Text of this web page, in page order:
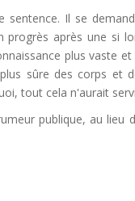
sentence. Il se
progrès après une si
plus vaste
sûre des corps et
tout cela n'aurait
publique, au lieu